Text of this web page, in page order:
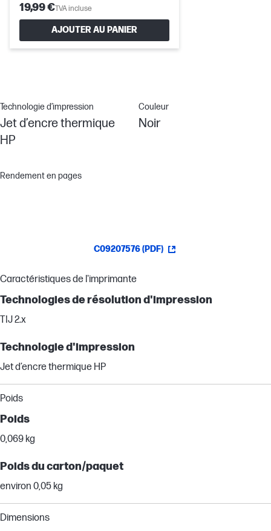
19,99 €TVA incluse
AJOUTER AU PANIER
Technologie d’impression
Jet d’encre thermique
HP
Couleur
Noir
Rendement en pages
C09207576 (PDF)
Caractéristiques de l'imprimante
Technologies de résolution d'impression
TIJ 2.x
Technologie d'impression
Jet d’encre thermique HP
Poids
Poids
0,069 kg
Poids du carton/paquet
environ 0,05 kg
Dimensions